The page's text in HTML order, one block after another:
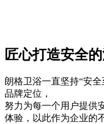
匠心打造安全
朗格卫浴一直坚持“安
品牌定位，
努力为每一个用户提供
体验，以此作为企业的